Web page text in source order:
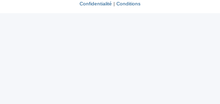
Confidentialité | Conditions